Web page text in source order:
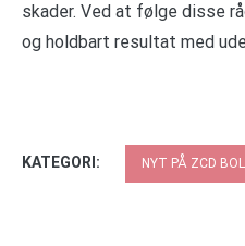
skader. Ved at følge disse
og holdbart resultat med
KATEGORI: NYT PÅ ZCD